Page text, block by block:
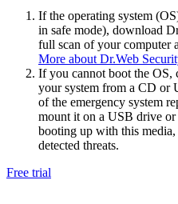
If the operating system
in safe mode), download
full scan of your computer
More about Dr.Web
If you cannot boot the OS,
your system from a CD or
of the emergency system
mount it on a USB drive
booting up with this
detected threats.
Free trial